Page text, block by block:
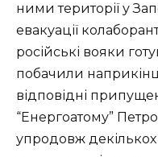
ними території у
евакуації
російські вояки
побачили
відповідні
“Енергоатому”
упродовж декількох